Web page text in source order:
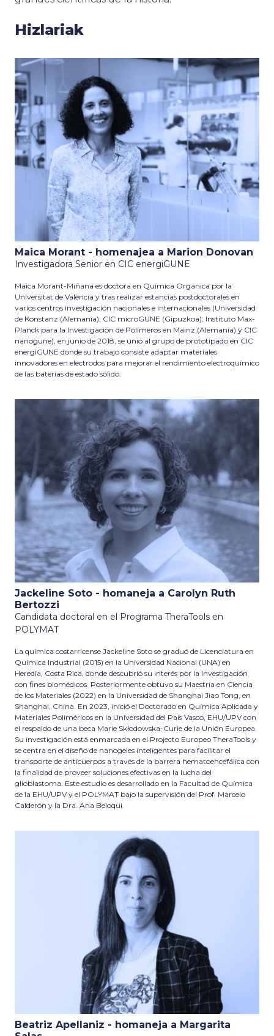
Hizlariak
Maica Morant - homenajea a Marion Donovan
Investigadora Senior en CIC energiGUNE
Maica Morant-Miñana es doctora en Química Orgánica por la
Universitat de València y tras realizar estancias postdoctorales en
varios centros investigación nacionales e internacionales (Universidad
de Konstanz (Alemania); CIC microGUNE (Gipuzkoa); Instituto Max-
Planck para la Investigación de Polímeros en Mainz (Alemania) y CIC
nanogune), en junio de 2018, se unió al grupo de prototipado en CIC
energiGUNE donde su trabajo consiste adaptar materiales
innovadores en electrodos para mejorar el rendimiento electroquímico
de las baterías de estado sólido.
Jackeline Soto - homaneja a Carolyn Ruth
Bertozzi
Candidata doctoral en el Programa TheraTools en
POLYMAT
La química costarricense Jackeline Soto se graduó de Licenciatura en
Química Industrial (2015) en la Universidad Nacional (UNA) en
Heredia, Costa Rica, donde descubrió su interés por la investigación
con fines biomédicos. Posteriormente obtuvo su Maestría en Ciencia
de los Materiales (2022) en la Universidad de Shanghai Jiao Tong, en
Shanghai, China. En 2023, inició el Doctorado en Química Aplicada y
Materiales Poliméricos en la Universidad del País Vasco, EHU/UPV con
el respaldo de una beca Marie Skłodowska-Curie de la Unión Europea.
Su investigación está enmarcada en el Projecto Europeo TheraTools y
se centra en el diseño de nanogeles inteligentes para facilitar el
transporte de anticuerpos a través de la barrera hematoencefálica con
la finalidad de proveer soluciones efectivas en la lucha del
glioblastoma. Este estudio es desarrollado en la Facultad de Química
de la EHU/UPV y el POLYMAT bajo la supervisión del Prof. Marcelo
Calderón y la Dra. Ana Beloqui.
Beatriz Apellaniz - homaneja a Margarita